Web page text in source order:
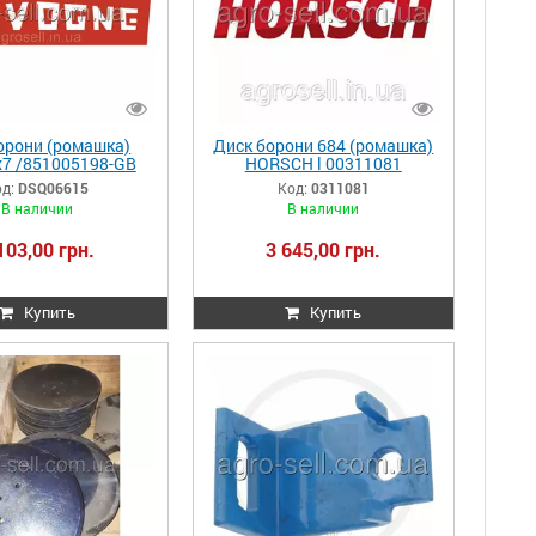
(ромашка)
/851005198-GB
DSQ06630
DSQ06615
В наличии
грн.
Купить
Диск борони 684 (ромашка)
HORSCH l 00311081
Код: 0311081
В наличии
3 645,00 грн.
Купить